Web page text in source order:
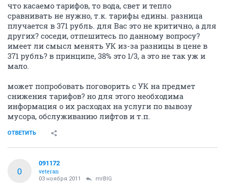
что касаемо тарифов, то вода, свет и тепло
сравнивать не нужно, т.к. тарифы едины. разница
плучается в 371 рубль. для Вас это не критично, а для
других? соседи, отпешитесь по данному вопросу?
имеет ли смысл менять УК из-за разницы в цене в
371 рубль? в принципе, 38% это 1/3, а это не так уж и
мало.
может попробовать поговорить с УК на предмет
снижения тарифов? но для этого необходима
информация о их расходах на услуги по вывозу
мусора, обслуживанию лифтов и т.п.
ОТВЕТИТЬ
0
091172
veteran
03 ноября 2011 mrBIG